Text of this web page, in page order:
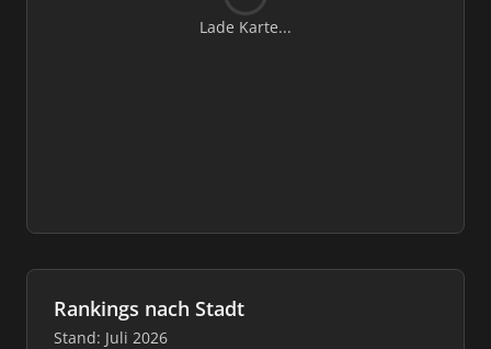
Lade Karte...
Rankings nach Stadt
Stand: Juli 2026